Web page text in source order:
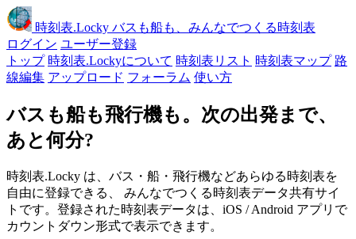
時刻表.Locky バスも船も、みんなでつくる時刻表
ログイン ユーザー登録
トップ 時刻表.Lockyについて 時刻表リスト 時刻表マップ 路
線編集 アップロード フォーラム 使い方
バスも船も飛行機も。次の出発まで、
あと何分?
時刻表.Locky は、バス・船・飛行機などあらゆる時刻表を
自由に登録できる、 みんなでつくる時刻表データ共有サイ
トです。登録された時刻表データは、iOS / Android アプリで
カウントダウン形式で表示できます。